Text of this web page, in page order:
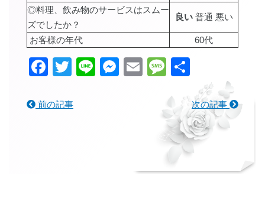
◎料理、飲み物のサービスはスムー
ズでしたか？
良い普通 悪い
お客様の年代 60代
Facebook
Twitter
LineMessenger
EmailMessage
有
前の記事 次の記事